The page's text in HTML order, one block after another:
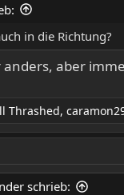
in die Richtung?
aber
Thrashed,
schrieb: